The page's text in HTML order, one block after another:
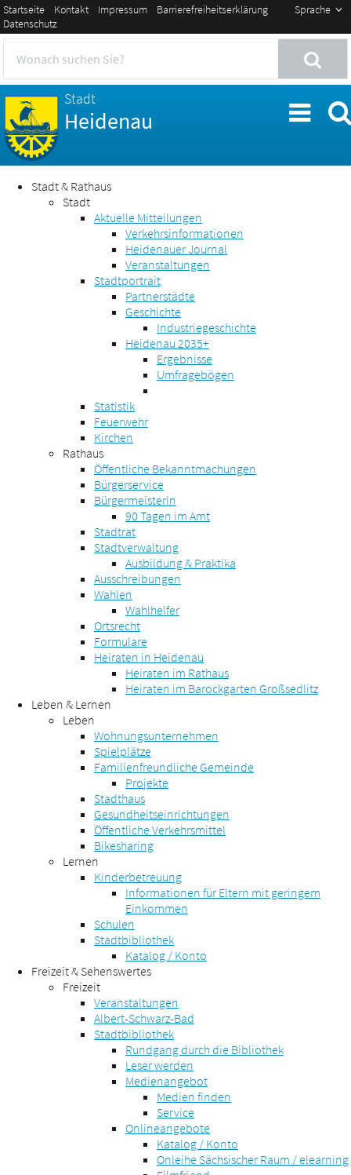
Sprache
Startseite Kontakt Impressum
Barrierefreiheitserklärung
Datenschutz
Stadt
Heidenau
Stadt & Rathaus
Stadt
Aktuelle Mitteilungen
Verkehrsinformationen
Heidenauer Journal
Veranstaltungen
Stadtportrait
Partnerstädte
Geschichte
Industriegeschichte
Heidenau 2035+
Ergebnisse
Umfragebögen
Statistik
Feuerwehr
Kirchen
Rathaus
Öffentliche Bekanntmachungen
Bürgerservice
Bürgermeisterin
90 Tagen im Amt
Stadtrat
Stadtverwaltung
Ausbildung & Praktika
Ausschreibungen
Wahlen
Wahlhelfer
Ortsrecht
Formulare
Heiraten in Heidenau
Heiraten im Rathaus
Heiraten im Barockgarten Großsedlitz
Leben & Lernen
Leben
Wohnungsunternehmen
Spielplätze
Familienfreundliche Gemeinde
Projekte
Stadthaus
Gesundheitseinrichtungen
Öffentliche Verkehrsmittel
Bikesharing
Lernen
Kinderbetreuung
Informationen für Eltern mit geringem
Einkommen
Schulen
Stadtbibliothek
Katalog / Konto
Freizeit & Sehenswertes
Freizeit
Veranstaltungen
Albert-Schwarz-Bad
Stadtbibliothek
Rundgang durch die Bibliothek
Leser werden
Medienangebot
Medien finden
Service
Onlineangebote
Katalog / Konto
Onleihe Sächsischer Raum / elearning